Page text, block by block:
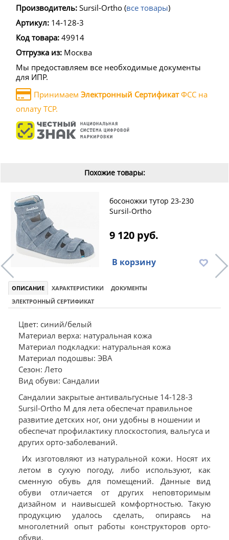
Производитель: Sursil-Ortho (все товары)
Артикул: 14-128-3
Код товара: 49914
Отгрузка из: Москва
Мы предоставляем все необходимые документы
для ИПР.
Принимаем Электронный СертификатФСС на
оплату ТСР.
Похожие товары:
босоножки тутор 23-230
Sursil-Ortho
9 120 руб.
В корзину
ОПИСАНИЕ ХАРАКТЕРИСТИКИ
ДОКУМЕНТЫ
ЭЛЕКТРОННЫЙ СЕРТИФИКАТ
Цвет: синий/белый
Материал верха: натуральная кожа
Материал подкладки: натуральная кожа
Материал подошвы: ЭВА
Сезон: Лето
Вид обуви: Сандалии
Сандалии закрытые антивальгусные 14-128-3
Sursil-Ortho М для лета обеспечат правильное
развитие детских ног, они удобны в ношении и
обеспечат профилактику плоскостопия, вальгуса и
других орто-заболеваний.
Их изготовляют из натуральной кожи. Носят их
летом в сухую погоду, либо используют, как
сменную обувь для помещений. Данные вид
обуви отличается от других неповторимым
дизайном и наивысшей комфортностью. Такую
продукцию удалось сделать, опираясь на
многолетний опыт работы конструкторов орто-
обуви.